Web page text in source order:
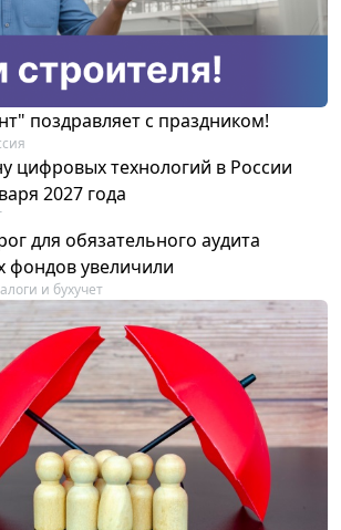
поздравляет с праздником!
цифровых технологий в России
2027 года
для обязательного аудита
фондов увеличили
и бухучет